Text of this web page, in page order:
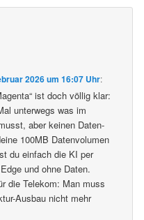
2026 um 16:07 Uhr:
ist doch völlig klar:
unterwegs was im
aber keinen Daten-
100MB Datenvolumen
du einfach die KI per
und ohne Daten.
die Telekom: Man muss
Ausbau nicht mehr